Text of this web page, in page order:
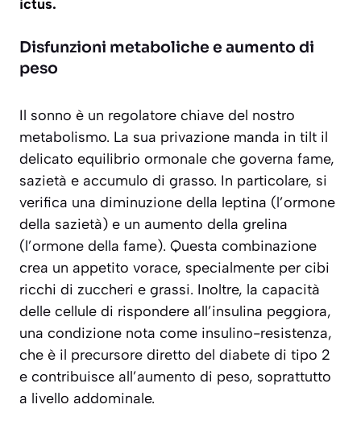
ictus.
Disfunzioni metaboliche e aumento di
peso
Il sonno è un regolatore chiave del nostro
metabolismo. La sua privazione manda in tilt il
delicato equilibrio ormonale che governa fame,
sazietà e accumulo di grasso. In particolare, si
verifica una diminuzione della leptina (l’ormone
della sazietà) e un aumento della grelina
(l’ormone della fame). Questa combinazione
crea un appetito vorace, specialmente per cibi
ricchi di zuccheri e grassi. Inoltre, la capacità
delle cellule di rispondere all’insulina peggiora,
una condizione nota come insulino-resistenza,
che è il precursore diretto del diabete di tipo 2
e contribuisce all’aumento di peso, soprattutto
a livello addominale.